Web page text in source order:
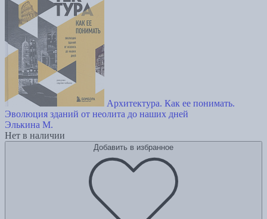
Архитектура. Как ее понимать.
Эволюция зданий от неолита до наших дней
Элькина М.
Нет в наличии
Добавить в избранное